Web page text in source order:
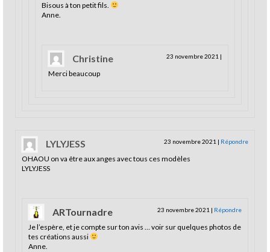
Bisous à ton petit fils.
Anne.
Christine 23 novembre 2021 |
Merci beaucoup
LYLYJESS 23 novembre 2021 | Répondre
OHAOU on va être aux anges avec tous ces modèles
LYLYJESS
ARTournadre 23 novembre 2021 | Répondre
Je l’espère, et je compte sur ton avis … voir sur quelques photos de
tes créations aussi
Anne.